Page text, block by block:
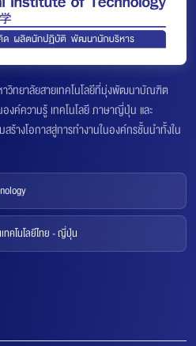
วิทยาลัยสายเทคโนโลยีที่มุ่งพัฒนาบัณฑิต
ค์ความรู้ เทคโนโลยี ภาษาญี่ปุ่น และ
างโอกาสสู่การทำงานในองค์กรชั้นนำทั้งใน
คโนโลยีไทย - ญี่ปุ่น